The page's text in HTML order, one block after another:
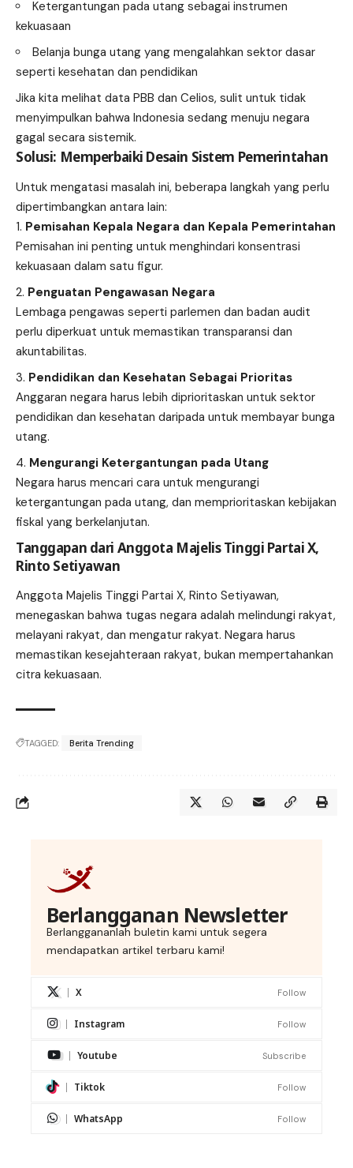
Ketergantungan pada utang sebagai instrumen
kekuasaan
Belanja bunga utang yang mengalahkan sektor dasar
seperti kesehatan dan pendidikan
Jika kita melihat data PBB dan Celios, sulit untuk tidak
menyimpulkan bahwa Indonesia sedang menuju negara
gagal secara sistemik.
Solusi: Memperbaiki Desain Sistem Pemerintahan
Untuk mengatasi masalah ini, beberapa langkah yang perlu
dipertimbangkan antara lain:
Pemisahan Kepala Negara dan Kepala Pemerintahan
Pemisahan ini penting untuk menghindari konsentrasi
kekuasaan dalam satu figur.
Penguatan Pengawasan Negara
Lembaga pengawas seperti parlemen dan badan audit
perlu diperkuat untuk memastikan transparansi dan
akuntabilitas.
Pendidikan dan Kesehatan Sebagai Prioritas
Anggaran negara harus lebih diprioritaskan untuk sektor
pendidikan dan kesehatan daripada untuk membayar bunga
utang.
Mengurangi Ketergantungan pada Utang
Negara harus mencari cara untuk mengurangi
ketergantungan pada utang, dan memprioritaskan kebijakan
fiskal yang berkelanjutan.
Tanggapan dari Anggota Majelis Tinggi Partai X,
Rinto Setiyawan
Anggota Majelis Tinggi Partai X, Rinto Setiyawan,
menegaskan bahwa tugas negara adalah melindungi rakyat,
melayani rakyat, dan mengatur rakyat. Negara harus
memastikan kesejahteraan rakyat, bukan mempertahankan
citra kekuasaan.
TAGGED: Berita Trending
Berlangganan Newsletter
Berlanggananlah buletin kami untuk segera
mendapatkan artikel terbaru kami!
X Follow
Instagram Follow
Youtube Subscribe
Tiktok Follow
WhatsApp Follow